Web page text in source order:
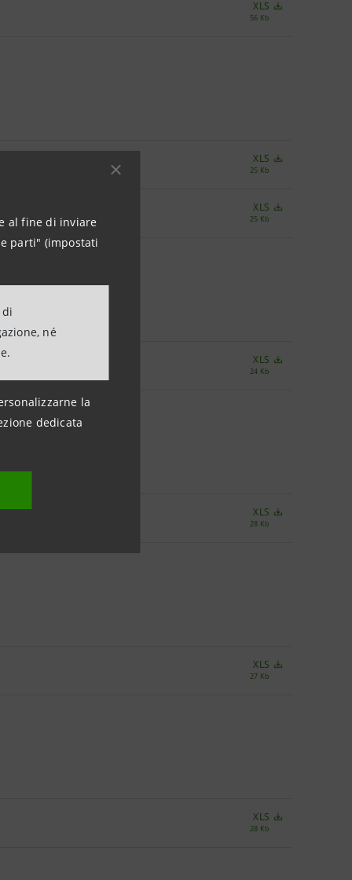
al fine di inviare
parti" (impostati
né
la
dedicata
XLS
56 Kb
XLS
25 Kb
XLS
25 Kb
XLS
24 Kb
XLS
28 Kb
XLS
27 Kb
XLS
28 Kb